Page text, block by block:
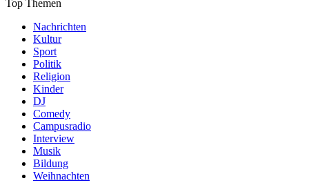
Top Themen
Nachrichten
Kultur
Sport
Politik
Religion
Kinder
DJ
Comedy
Campusradio
Interview
Musik
Bildung
Weihnachten